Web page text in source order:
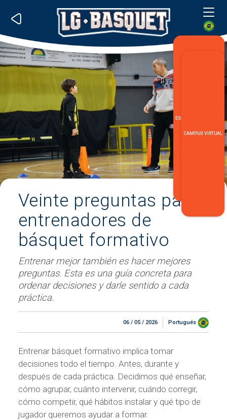
ESPECIALIZACIÓN LG
CAMPUS VIRTUAL
Veinte preguntas para
entrenadores de
básquet formativo
Entrenar mejor también es hacer mejores
preguntas. Esta es una guía concreta para
ordenar decisiones y darle sentido a cada
práctica.
06 / 05 / 2026 Portugués
Entrenar básquet formativo implica tomar
decisiones todo el tiempo. Antes, durante y
después de cada práctica. Decidimos qué enseñar,
cómo agrupar, cuánto intervenir, cuándo corregir,
cómo competir, qué hábitos instalar y qué tipo de
jugador queremos ayudar a formar.